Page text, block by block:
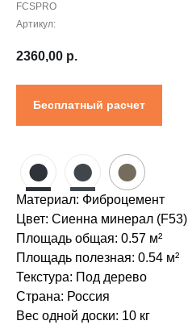
FCSPRO
Артикул:
2360,00 р.
Бесплатный расчет
● ● ●
Материал: Фиброцемент
Цвет: Сиенна минерал (F53)
Площадь общая: 0.57 м²
Площадь полезная: 0.54 м²
Текстура: Под дерево
Страна: Россия
Вес одной доски: 10 кг